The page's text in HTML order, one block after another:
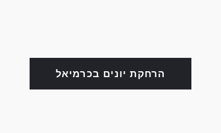
הרחקת יונים בכרמיאל